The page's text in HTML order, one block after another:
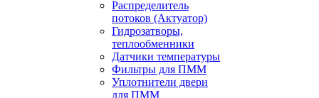
Распределитель
потоков (Актуатор)
Гидрозатворы,
теплообменники
Датчики температуры
Фильтры для ПММ
Уплотнители двери
для ПММ